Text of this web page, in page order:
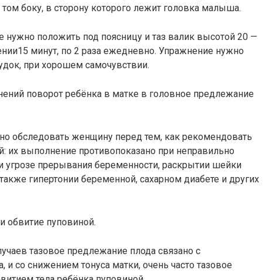
боку, в сторону которого лежит головка малыша.
нужно положить под поясницу и таз валик высотой 20 —
минут, по 2 раза ежедневно. Упражнение нужно
при хорошем самочувствии.
поворот ребёнка в матке в головное предлежание
обследовать женщину перед тем, как рекомендовать
их выполнение противопоказано при неправильно
угрозе прерывания беременности, раскрытии шейки
гипертонии беременной, сахарном диабете и других
обвитие пуповиной.
тазовое предлежание плода связано с
со снижением тонуса матки, очень часто тазовое